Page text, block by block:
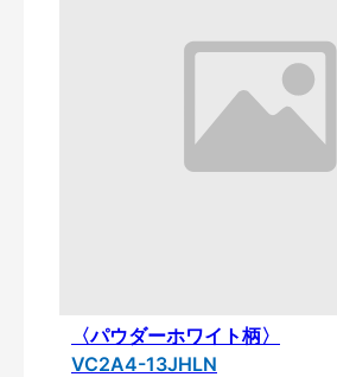
〈パウダーホワイト柄〉
VC2A4-13JHLN